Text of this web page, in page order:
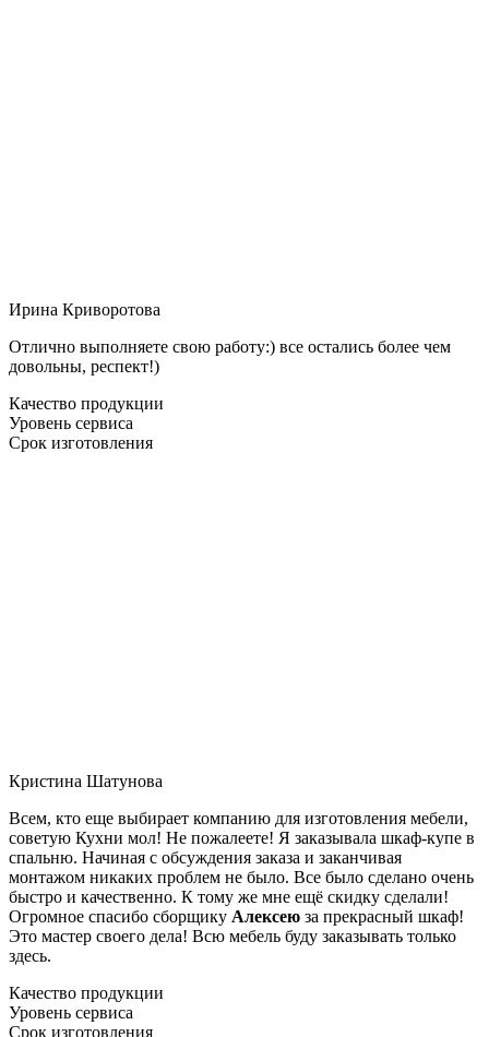
Ирина Криворотова
Отлично выполняете свою работу:) все остались более чем
довольны, респект!)
Качество продукции
Уровень сервиса
Срок изготовления
Кристина Шатунова
Всем, кто еще выбирает компанию для изготовления мебели,
советую Кухни мол! Не пожалеете! Я заказывала шкаф-купе в
спальню. Начиная с обсуждения заказа и заканчивая
монтажом никаких проблем не было. Все было сделано очень
быстро и качественно. К тому же мне ещё скидку сделали!
Огромное спасибо сборщику Алексею за прекрасный шкаф!
Это мастер своего дела! Всю мебель буду заказывать только
здесь.
Качество продукции
Уровень сервиса
Срок изготовления